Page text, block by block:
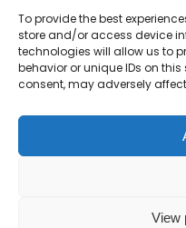
To provide the best
store and/or access device
technologies will allow us to
behavior or unique IDs on
consent, may adversely
View
Brennmotstand
Hvorfor kjøpe fra
Autorisert
produkter med full
— de